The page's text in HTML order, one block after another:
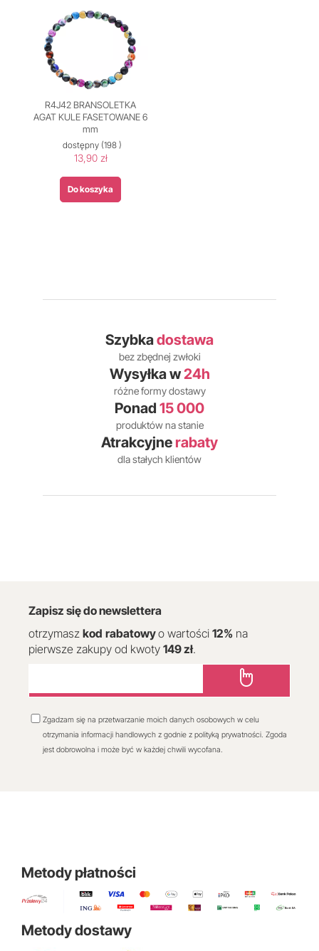
R4J42 BRANSOLETKA
AGAT KULE FASETOWANE 6
mm
dostępny (198 )
13,90 zł
Do koszyka
Szybkadostawa
bez zbędnej zwłoki
Wysyłka w24h
różne formy dostawy
Ponad 15 000
produktów na stanie
Atrakcyjne rabaty
dla stałych klientów
Zapisz się do newslettera
otrzymasz kod rabatowyo wartości 12% na
pierwsze zakupy od kwoty 149 zł.
Zgadzam się na przetwarzanie moich danych osobowych w celu
otrzymania informacji handlowych z godnie z polityką prywatności. Zgoda
jest dobrowolna i może być w każdej chwili wycofana.
Metody płatności
Metody dostawy